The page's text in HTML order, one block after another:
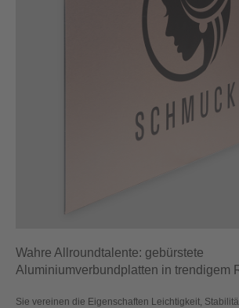
Wahre Allroundtalente: gebürstete
Aluminiumverbundplatten in trendigem
Sie vereinen die Eigenschaften Leichtigkeit,